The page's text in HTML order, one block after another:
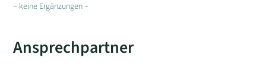
– keine Ergänzungen –
Ansprechpartner